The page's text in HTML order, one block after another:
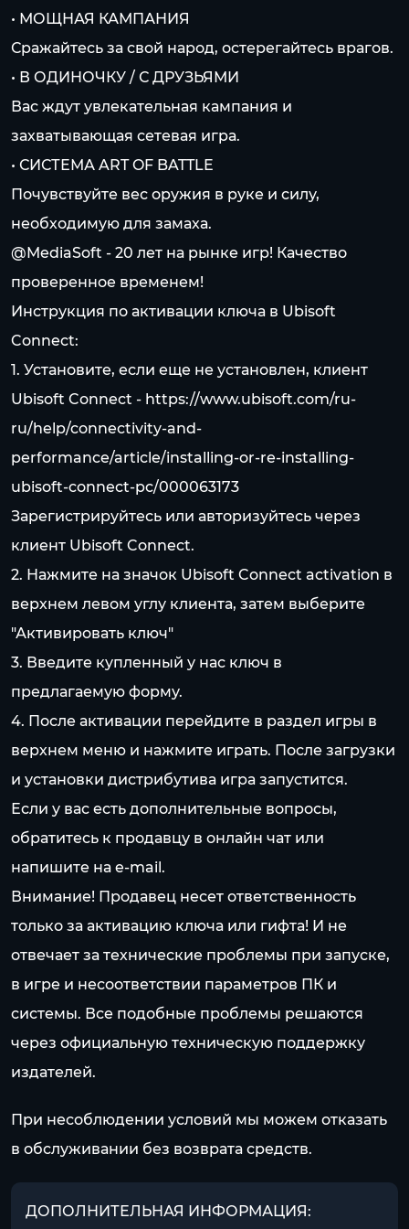
• МОЩНАЯ КАМПАНИЯ
Сражайтесь за свой народ, остерегайтесь врагов.
• В ОДИНОЧКУ / С ДРУЗЬЯМИ
Вас ждут увлекательная кампания и
захватывающая сетевая игра.
• СИСТЕМА ART OF BATTLE
Почувствуйте вес оружия в руке и силу,
необходимую для замаха.
@MediaSoft - 20 лет на pынке игр! Качество
проверенное временем!
Инструкция по активации ключа в Ubisoft
Connect:
1. Установите, если еще не установлен, клиент
Ubisoft Connect - https://www.ubisoft.com/ru-
ru/help/connectivity-and-
performance/article/installing-or-re-installing-
ubisoft-connect-pc/000063173
Зарегистрируйтесь или авторизуйтесь через
клиент Ubisoft Connect.
2. Нажмите на значок Ubisoft Connect activation в
верхнем левом углу клиента, затем выберите
"Активировать ключ"
3. Введите купленный у нас ключ в
предлагаемую форму.
4. После активации перейдите в раздел игры в
верхнем меню и нажмите играть. После загрузки
и установки дистрибутива игра запустится.
Если у вас есть дополнительные вопросы,
обратитесь к продавцу в онлайн чат или
напишите на e-mail.
Внимание! Продавец несет ответственность
только за активацию ключа или гифта! И не
отвечает за технические проблемы при запуске,
в игре и несоответствии параметров ПК и
системы. Все подобные проблемы решаются
через официальную техническую поддержку
издателей.
При несоблюдении условий мы можем отказать
в обслуживании без возврата средств.
ДОПОЛНИТЕЛЬНАЯ ИНФОРМАЦИЯ: